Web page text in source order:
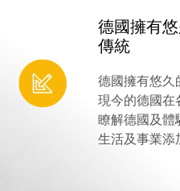
德國擁有
傳統
德國擁有悠久
現今的德國在
瞭解德國及體
生活及事業添